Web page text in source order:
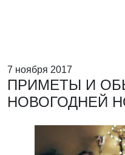
7 ноября 2017
ПРИМЕТЫ И
НОВОГОДНЕЙ